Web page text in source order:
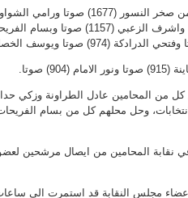
صوتا.
المحامين عادل الطراونة وزكي
وحل محلهم كل من بسام
في نقابة المحامين من ايصال مرشحين
مجلس النقابة قد استمرت الى